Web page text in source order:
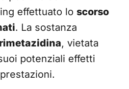
effettuato lo scorso
. La sostanza
, vietata
potenziali effetti